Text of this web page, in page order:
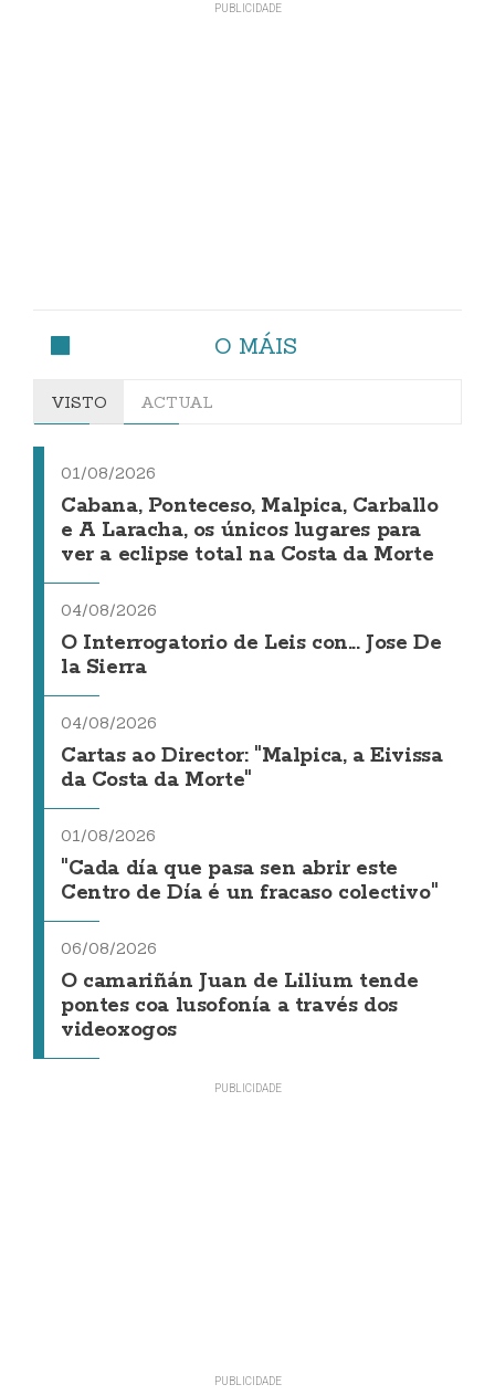
O MÁIS
VISTO ACTUAL
01/08/2026
Cabana, Ponteceso, Malpica, Carballo
e A Laracha, os únicos lugares para
ver a eclipse total na Costa da Morte
04/08/2026
O Interrogatorio de Leis con... Jose De
la Sierra
04/08/2026
Cartas ao Director: "Malpica, a Eivissa
da Costa da Morte"
01/08/2026
"Cada día que pasa sen abrir este
Centro de Día é un fracaso colectivo"
06/08/2026
O camariñán Juan de Lilium tende
pontes coa lusofonía a través dos
videoxogos